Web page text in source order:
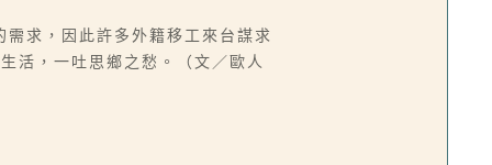
求，因此許多外籍移工來台謀求
活，一吐思鄉之愁。（文／歐人